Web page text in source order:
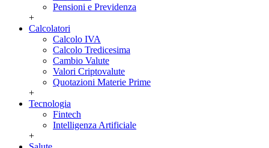
Pensioni e Previdenza
+
Calcolatori
Calcolo IVA
Calcolo Tredicesima
Cambio Valute
Valori Criptovalute
Quotazioni Materie Prime
+
Tecnologia
Fintech
Intelligenza Artificiale
+